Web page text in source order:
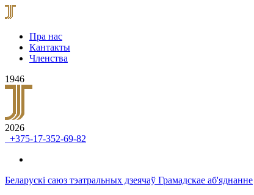
Пра нас
Кантакты
Членства
1946
2026
+375-17-352-69-82
Беларускі саюз тэатральных дзеячаў Грамадскае аб'яднанне